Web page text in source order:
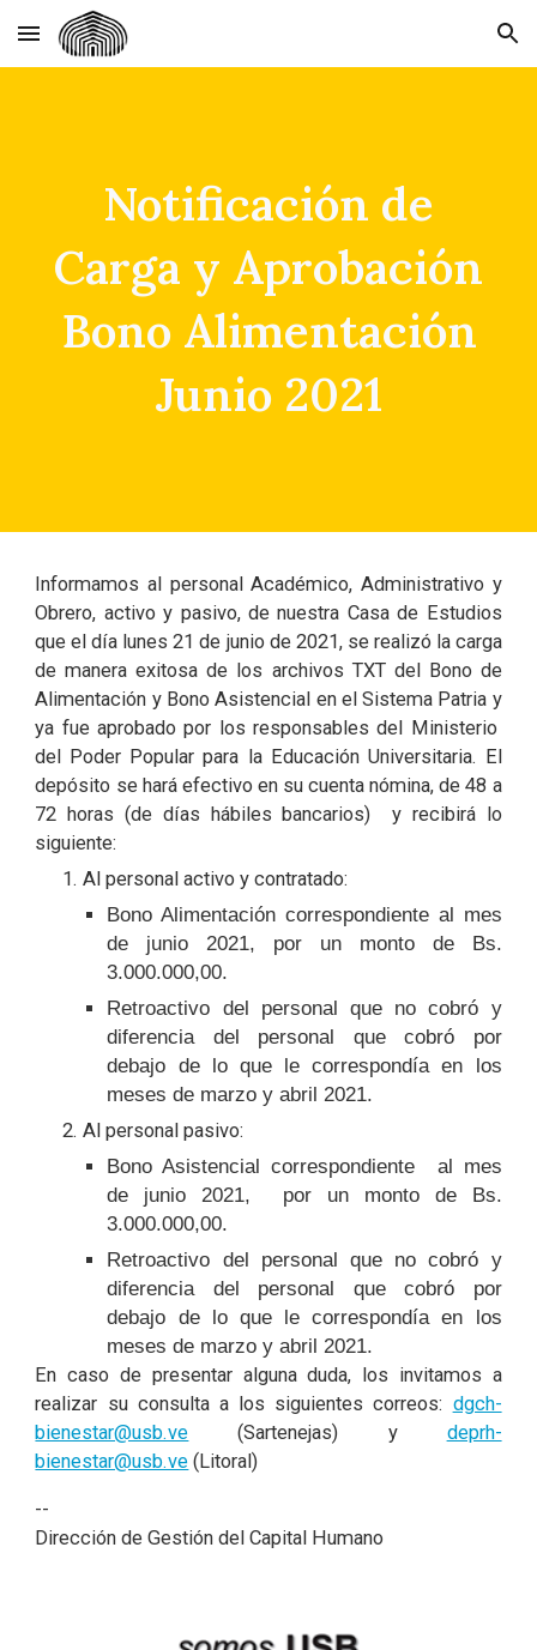
Skip to main content Skip to navigation
Notificación de
Carga y Aprobación
Bono Alimentación
Junio 2021
Informamos al personal Académico, Administrativo y
Obrero, activo y pasivo, de nuestra Casa de Estudios
que el día lunes 21 de junio de 2021, se realizó la carga
de manera exitosa de los archivos TXT del Bono de
Alimentación y Bono Asistencial en el Sistema Patria y
ya fue aprobado por los responsables del Ministerio
del Poder Popular para la Educación Universitaria. El
depósito se hará efectivo en su cuenta nómina, de 48 a
72 horas (de días hábiles bancarios) y recibirá lo
siguiente:
Al personal activo y contratado:
Bono Alimentación correspondiente al mes
de junio 2021, por un monto de Bs.
3.000.000,00.
Retroactivo del personal que no cobró y
diferencia del personal que cobró por
debajo de lo que le correspondía en los
meses de marzo y abril 2021.
Al personal pasivo:
Bono Asistencial correspondiente al mes
de junio 2021, por un monto de Bs.
3.000.000,00.
Retroactivo del personal que no cobró y
diferencia del personal que cobró por
debajo de lo que le correspondía en los
meses de marzo y abril 2021.
En caso de presentar alguna duda, los invitamos a
realizar su consulta a los siguientes correos: dgch-
bienestar@usb.ve (Sartenejas) y deprh-
bienestar@usb.ve (Litoral)
--
Dirección de Gestión del Capital Humano